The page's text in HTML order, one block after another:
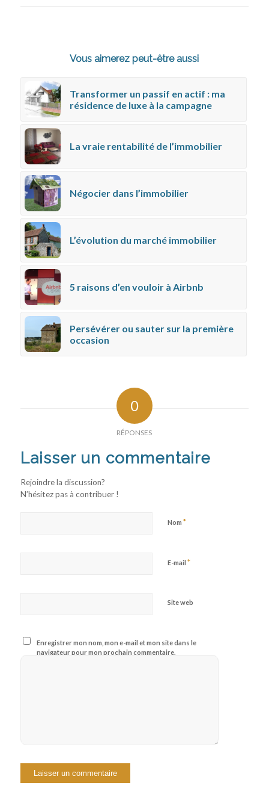
Vous aimerez peut-être aussi
Transformer un passif en actif : ma
résidence de luxe à la campagne
La vraie rentabilité de l’immobilier
Négocier dans l’immobilier
L’évolution du marché immobilier
5 raisons d’en vouloir à Airbnb
Persévérer ou sauter sur la première
occasion
0
RÉPONSES
Laisser un commentaire
Rejoindre la discussion?
N’hésitez pas à contribuer !
Nom *
E-mail *
Site web
Enregistrer mon nom, mon e-mail et mon site dans le
navigateur pour mon prochain commentaire.